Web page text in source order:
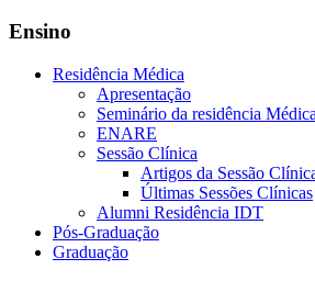
Ensino
Residência Médica
Apresentação
Seminário da residência Médica
ENARE
Sessão Clínica
Artigos da Sessão
Últimas Sessões Clínicas
Alumni Residência IDT
Pós-Graduação
Graduação